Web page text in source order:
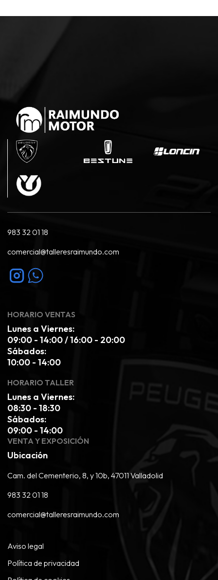
983 32 01 18
comercial@talleresraimundo.com
HORARIO VENTAS
Lunes a Viernes:
09:00 - 14:00 / 16:00 - 20:00
Sábados:
10:00 - 14:00
HORARIO TALLER
Lunes a Viernes:
08:30 - 18:30
Sábados:
09:00 - 14:00
VENTA Y EXPOSICIÓN
Ubicación
Cam. del Cementerio, 8, y 10b, 47011 Valladolid
983 32 01 18
comercial@talleresraimundo.com
Aviso legal
Política de privacidad